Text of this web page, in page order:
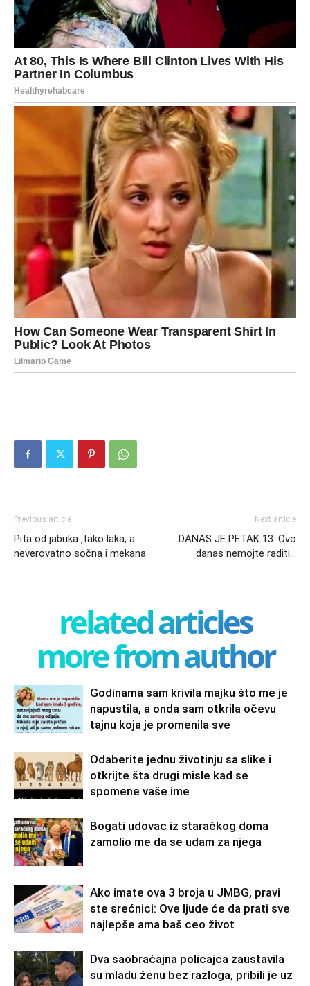
Previous article
Pita od jabuka ,tako laka, a
neverovatno sočna i mekana
Next article
DANAS JE PETAK 13: Ovo
danas nemojte raditi…
related articles
more from author
Godinama sam krivila majku što me je
napustila, a onda sam otkrila očevu
tajnu koja je promenila sve
Odaberite jednu životinju sa slike i
otkrijte šta drugi misle kad se
spomene vaše ime
Bogati udovac iz staračkog doma
zamolio me da se udam za njega
Ako imate ova 3 broja u JMBG, pravi
ste srećnici: Ove ljude će da prati sve
najlepše ama baš ceo život
Dva saobraćajna policajca zaustavila
su mladu ženu bez razloga, pribili je uz